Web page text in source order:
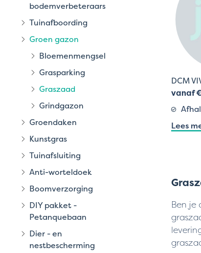
DCM
vanaf
Lees
Ben je
bodemverbeteraars
Tuinafboording
Groen gazon
Bloemenmengsel
Grasparking
Graszaad
Grindgazon
Groendaken
Kunstgras
Tuinafsluiting
Anti-worteldoek
Boomverzorging
DIY pakket -
Petanquebaan
Dier - en
nestbescherming